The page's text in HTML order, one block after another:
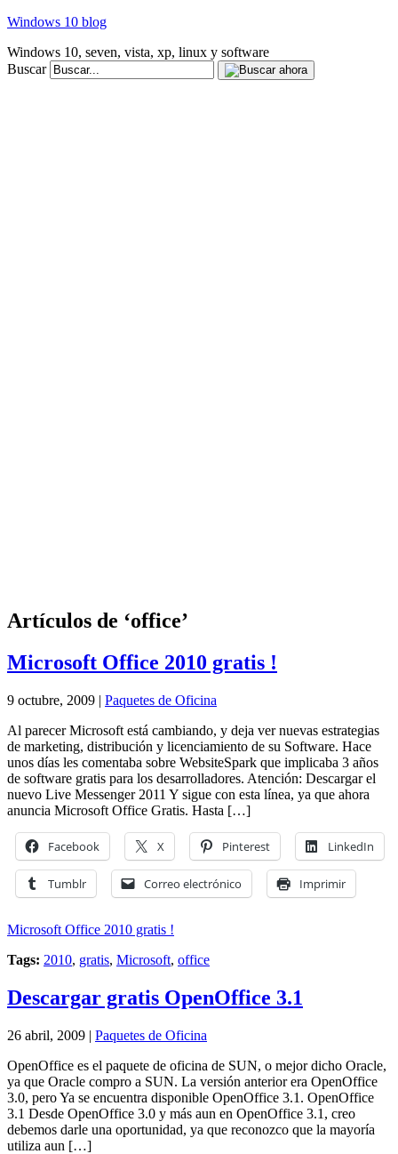
Windows 10 blog
Windows 10, seven, vista, xp, linux y software
Buscar
Artículos de ‘office’
Microsoft Office 2010 gratis !
9 octubre, 2009 | Paquetes de Oficina
Al parecer Microsoft está cambiando, y deja ver nuevas estrategias
de marketing, distribución y licenciamiento de su Software. Hace
unos días les comentaba sobre WebsiteSpark que implicaba 3 años
de software gratis para los desarrolladores. Atención: Descargar el
nuevo Live Messenger 2011 Y sigue con esta línea, ya que ahora
anuncia Microsoft Office Gratis. Hasta […]
Facebook X Pinterest LinkedIn
Tumblr Correo electrónico Imprimir
Microsoft Office 2010 gratis !
Tags: 2010, gratis, Microsoft, office
Descargar gratis OpenOffice 3.1
26 abril, 2009 | Paquetes de Oficina
OpenOffice es el paquete de oficina de SUN, o mejor dicho Oracle,
ya que Oracle compro a SUN. La versión anterior era OpenOffice
3.0, pero Ya se encuentra disponible OpenOffice 3.1. OpenOffice
3.1 Desde OpenOffice 3.0 y más aun en OpenOffice 3.1, creo
debemos darle una oportunidad, ya que reconozco que la mayoría
utiliza aun […]